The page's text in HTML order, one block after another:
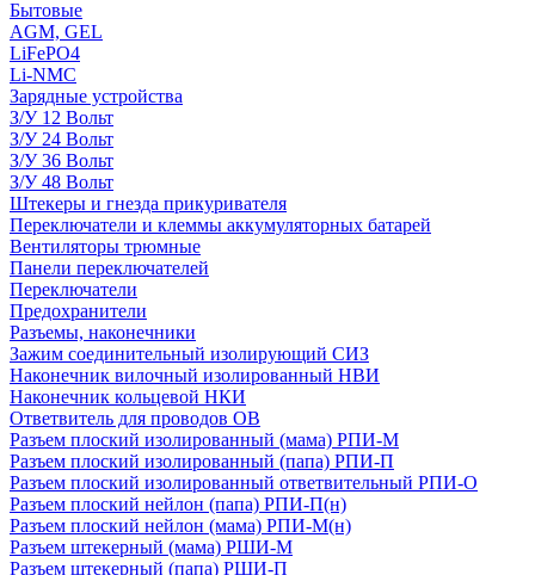
Бытовые
AGM, GEL
LiFePO4
Li-NMC
Зарядные устройства
З/У 12 Вольт
З/У 24 Вольт
З/У 36 Вольт
З/У 48 Вольт
Штекеры и гнезда прикуривателя
Переключатели и клеммы аккумуляторных батарей
Вентиляторы трюмные
Панели переключателей
Переключатели
Предохранители
Разъемы, наконечники
Зажим соединительный изолирующий СИЗ
Наконечник вилочный изолированный НВИ
Наконечник кольцевой НКИ
Ответвитель для проводов ОВ
Разъем плоский изолированный (мама) РПИ-М
Разъем плоский изолированный (папа) РПИ-П
Разъем плоский изолированный ответвительный РПИ-О
Разъем плоский нейлон (папа) РПИ-П(н)
Разъем плоский нейлон (мама) РПИ-М(н)
Разъем штекерный (мама) РШИ-М
Разъем штекерный (папа) РШИ-П